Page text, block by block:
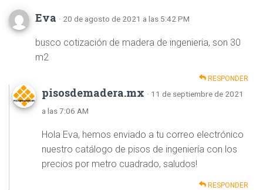
Eva · 20 de agosto de 2021 a las 5:42 PM
busco cotización de madera de ingenieria, son 30
m2
RESPONDER
pisosdemadera.mx · 11 de septiembre de 2021
a las 7:06 AM
Hola Eva, hemos enviado a tu correo electrónico
nuestro catálogo de pisos de ingeniería con los
precios por metro cuadrado, saludos!
RESPONDER